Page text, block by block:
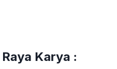
Karya :